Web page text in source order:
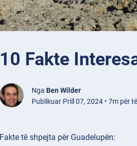
10 Fakte
Nga Ben Wilder
Publikuar Prill 07, 2024 • 7m për
Fakte të shpejta për Guadelupën: